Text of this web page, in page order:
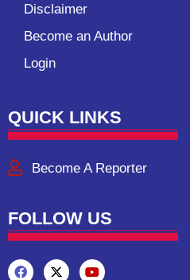
Disclaimer
Become an Author
Login
QUICK LINKS
Become A Reporter
FOLLOW US